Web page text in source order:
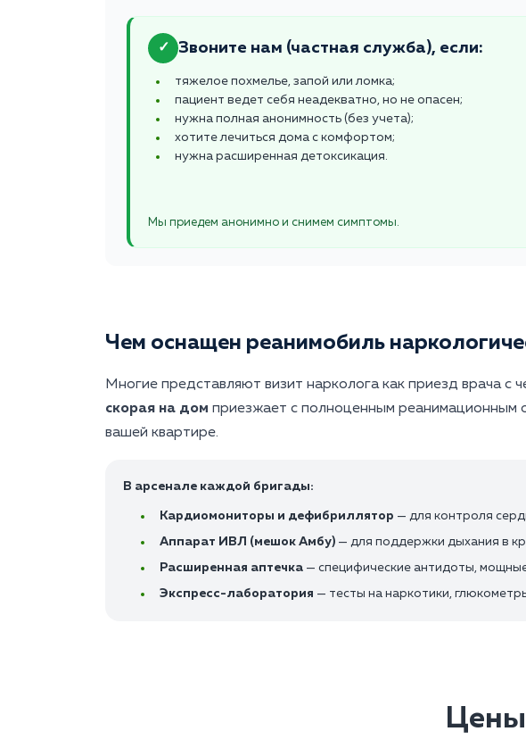
✓ Звоните нам (частная служба), если:
тяжелое похмелье, запой или ломка;
пациент ведет себя неадекватно, но не опасен;
нужна полная анонимность (без учета);
хотите лечиться дома с комфортом;
нужна расширенная детоксикация.
Мы приедем анонимно и снимем симптомы.
Чем оснащен реанимобиль
Многие представляют визит нарколога как приезд врача с
скорая на дом приезжает с полноценным реанимационным
вашей квартире.
В арсенале каждой бригады:
Кардиомониторы и дефибриллятор — для контроля
Аппарат ИВЛ (мешок Амбу) — для поддержки дыхания в
Расширенная аптечка — специфические антидоты,
Экспресс-лаборатория — тесты на наркотики,